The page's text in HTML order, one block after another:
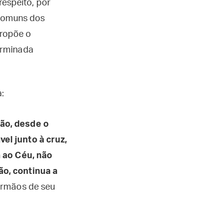
por
dos
o
desde o
junto à cruz,
Céu, não
continua a
de seu